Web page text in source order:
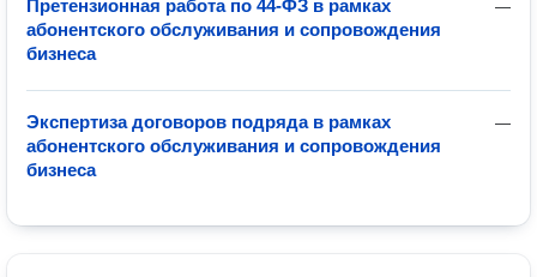
—
Претензионная работа по 44-ФЗ в рамках
абонентского обслуживания и сопровождения
бизнеса
—
Экспертиза договоров подряда в рамках
абонентского обслуживания и сопровождения
бизнеса